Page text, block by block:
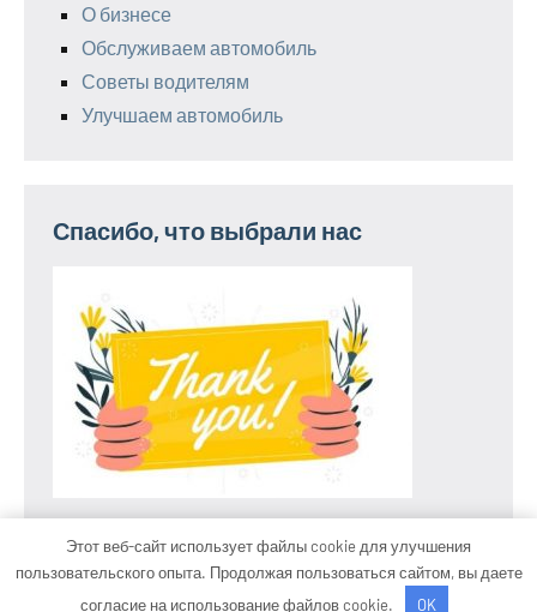
О бизнесе
Обслуживаем автомобиль
Советы водителям
Улучшаем автомобиль
Спасибо, что выбрали нас
Тема WordPress: Occasio от ThemeZee.
Этот веб-сайт использует файлы cookie для улучшения
пользовательского опыта. Продолжая пользоваться сайтом, вы даете
согласие на использование файлов cookie.
OK